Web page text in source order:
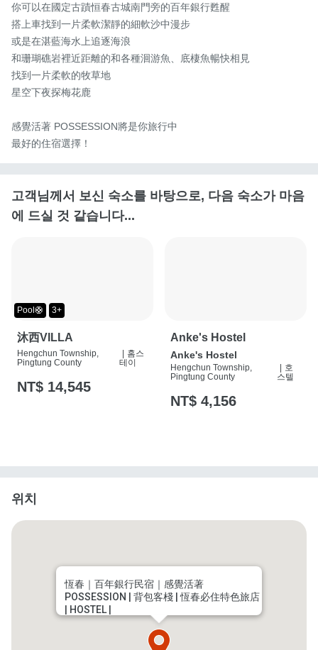
你可以在國定古蹟恒春古城南門旁的百年銀行甦醒
搭上車找到一片柔軟潔靜的細軟沙中漫步
或是在湛藍海水上追逐海浪
和珊瑚礁岩裡近距離的和各種洄游魚、底棲魚暢快相見
找到一片柔軟的牧草地
星空下夜探梅花鹿
感覺活著 POSSESSION將是你旅行中
最好的住宿選擇！
고객님께서 보신 숙소를 바탕으로, 다음 숙소가 마음
에 드실 것 같습니다...
Pool🛟 3+
沐西VILLA
Hengchun Township,
Pingtung County
홈스
테이
NT$ 14,545
Anke's Hostel
Anke's Hostel
Hengchun Township,
Pingtung County
호
스텔
NT$ 4,156
위치
恆春｜百年銀行民宿｜感覺活著
POSSESSION | 背包客棧 | 恆春必住特色旅店
| HOSTEL |